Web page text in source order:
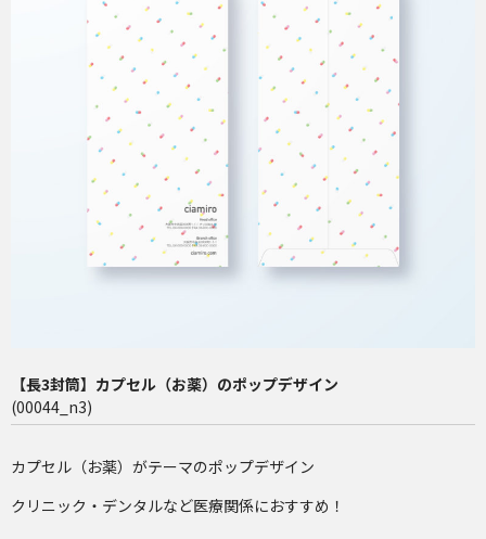
長3窓付（120×235mm）
洋長3封筒 （235×120mm）
洋長3窓付（235×120mm）
角3（216×277mm）
長4（90×205mm）
洋2（162×114mm）
料金表
お問い合わせ
【長3封筒】カプセル（お薬）のポップデザイン
(00044_n3)
カプセル（お薬）がテーマのポップデザイン
クリニック・デンタルなど医療関係におすすめ！